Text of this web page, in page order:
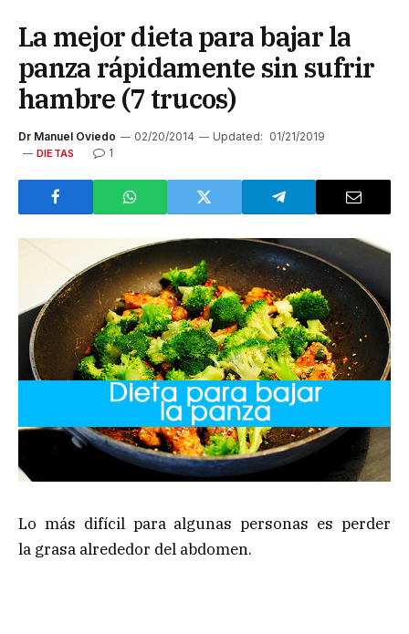
La mejor dieta para bajar la
panza rápidamente sin sufrir
hambre (7 trucos)
Dr Manuel Oviedo 02/20/2014 Updated: 01/21/2019
DIETAS 1
Lo más difícil para algunas personas es perder
la grasa alrededor del abdomen.